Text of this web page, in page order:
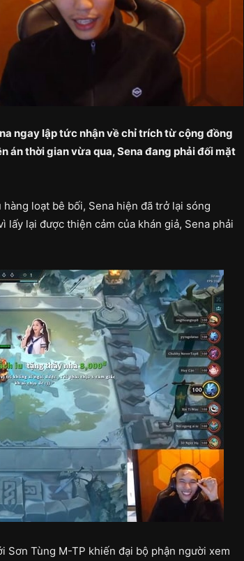
ngay lập tức nhận về chỉ trích từ cộng đồng
án thời gian vừa qua, Sena đang phải đối mặt
loạt bê bối, Sena hiện đã trở lại sóng
lấy lại được thiện cảm của khán giả, Sena phải
Sơn Tùng M-TP khiến đại bộ phận người xem